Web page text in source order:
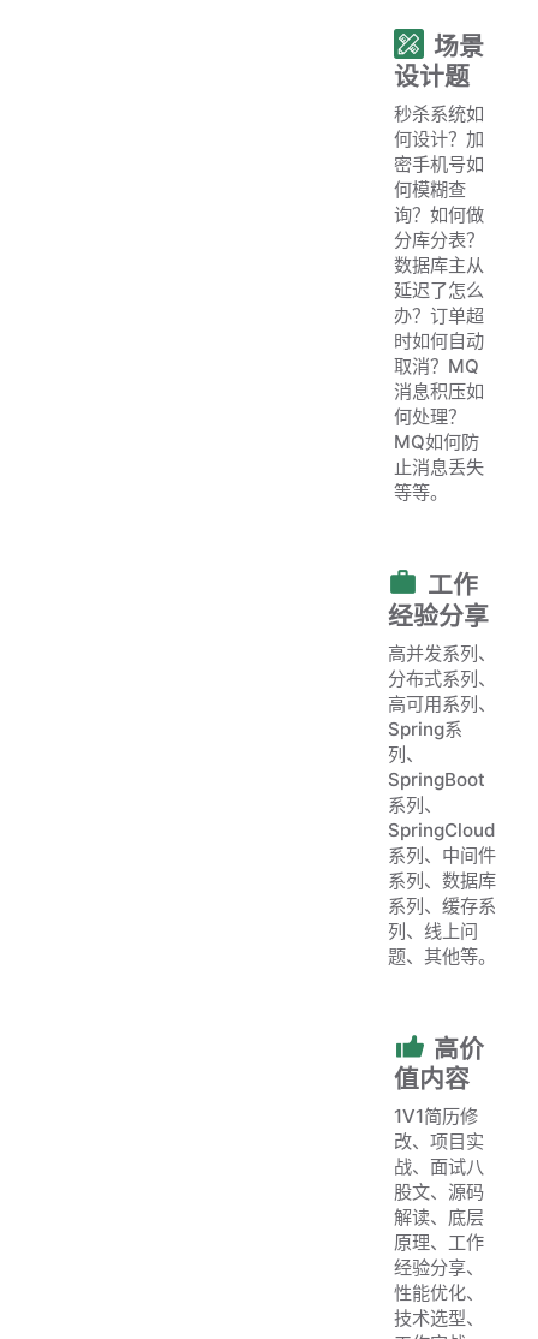
场景
设计题
秒杀系统如
何设计？加
密手机号如
何模糊查
询？如何做
分库分表？
数据库主从
延迟了怎么
办？订单超
时如何自动
取消？MQ
消息积压如
何处理？
MQ如何防
止消息丢失
等等。
工作
经验分享
高并发系列、
分布式系列、
高可用系列、
Spring系
列、
SpringBoot
系列、
SpringCloud
系列、中间件
系列、数据库
系列、缓存系
列、线上问
题、其他等。
高价
值内容
1V1简历修
改、项目实
战、面试八
股文、源码
解读、底层
原理、工作
经验分享、
性能优化、
技术选型、